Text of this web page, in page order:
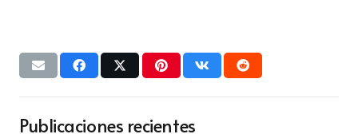
Publicaciones recientes